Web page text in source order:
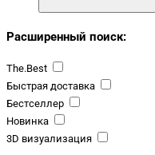
Расширенный поиск:
The.Best
Быстрая доставка
Бестселлер
Новинка
3D визуализация